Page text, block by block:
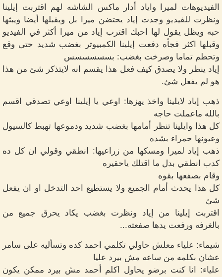
الفيديوهات لميرا واياد أدار ماكس الشاشه لهم اقتربت إيلينا
ونظرت للفيديو وجدت إياد يحتضن ميرا بل ويقبلها أيضا ويبثها
حبه ويظل يقول لها احبك اقترب إياد من ميرا أكثر في الفيديو
وقبلها اكثر فجأه دفعت إيلينا الكمبيوتر بغضب شديد حتى وقع
وتحطم تماما وصرخت بغضب: بسسسسسس
إياد ينظر ولا يصدق كيف فعل هذا يقسم انه لايتذكر شئ من هذا
هو لم يفعل شئ.
ذهب إياد لايلينا واخذ يهزها: اوعي يا إيلينا اوعي تصدقي اقسم
بالله ماعملت حاجه
كل هذا وايلينا تنظر أمامها بغضب شديد ودموعها تهبط كالسيول
وعيونها حمراء بشده
ذهب إياد لميرا ومسكها من زراعيها: انطقي وقولي ان كل ده
كدب انطقي بدل ما اقتلك ياحقيره
وقام بصفعها بقوه
كل هذا يحدث أمام الجميع ولا يستطيع احد التدخل او ان يفعل
شئ
اقتربت إيلينا من إياد ونظرت بغضب يكاد يحرق جميع من
بالغرفه ورفعت يدها صفعته...
شيماء: علياء معلش حاولي تكلمي احمد كده وتسأليه على سامر
عشان بكلمه من ساعه مش بيرد عليا
علياء: انا كنت برضو يحاول اكلم أحمد مش بيرد ممكن يكون